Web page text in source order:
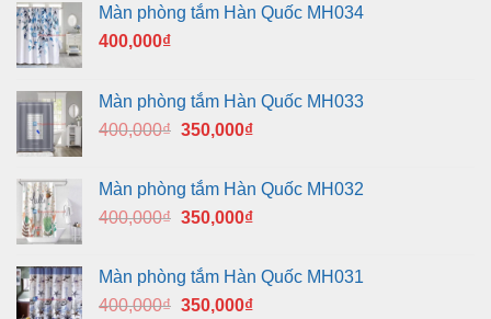
Màn phòng tắm Hàn Quốc MH034
400,000₫
Màn phòng tắm Hàn Quốc MH033
400,000₫ Giá
400,000₫.
350,000₫Giá
là:
350,000₫.
Màn phòng tắm Hàn Quốc MH032
400,000₫ Giá
400,000₫.
350,000₫Giá
là:
350,000₫.
Màn phòng tắm Hàn Quốc MH031
400,000₫ Giá
350,000₫Giá